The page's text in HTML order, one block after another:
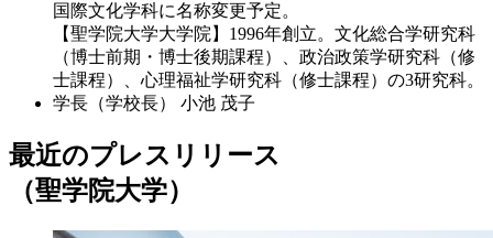
国際文化学科に名称変更予定。
【聖学院大学大学院】1996年創立。文化総合学研究科
（博士前期・博士後期課程）、政治政策学研究科（修
士課程）、心理福祉学研究科（修士課程）の3研究科。
学長（学校長）
小池 茂子
最近のプレスリリース
（聖学院大学）